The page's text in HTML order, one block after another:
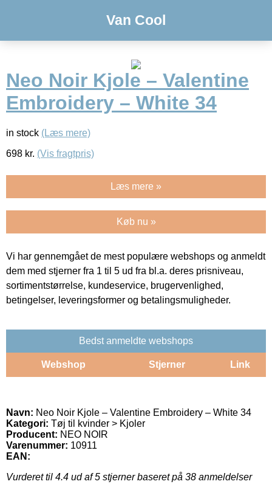
Van Cool
Neo Noir Kjole – Valentine
Embroidery – White 34
in stock (Læs mere)
698 kr. (Vis fragtpris)
Læs mere »
Køb nu »
Vi har gennemgået de mest populære webshops og anmeldt
dem med stjerner fra 1 til 5 ud fra bl.a. deres prisniveau,
sortimentstørrelse, kundeservice, brugervenlighed,
betingelser, leveringsformer og betalingsmuligheder.
Bedst anmeldte webshops
Webshop Stjerner Link
Navn: Neo Noir Kjole – Valentine Embroidery – White 34
Kategori: Tøj til kvinder > Kjoler
Producent: NEO NOIR
Varenummer: 10911
EAN:
Vurderet til 4.4 ud af 5 stjerner baseret på 38 anmeldelser